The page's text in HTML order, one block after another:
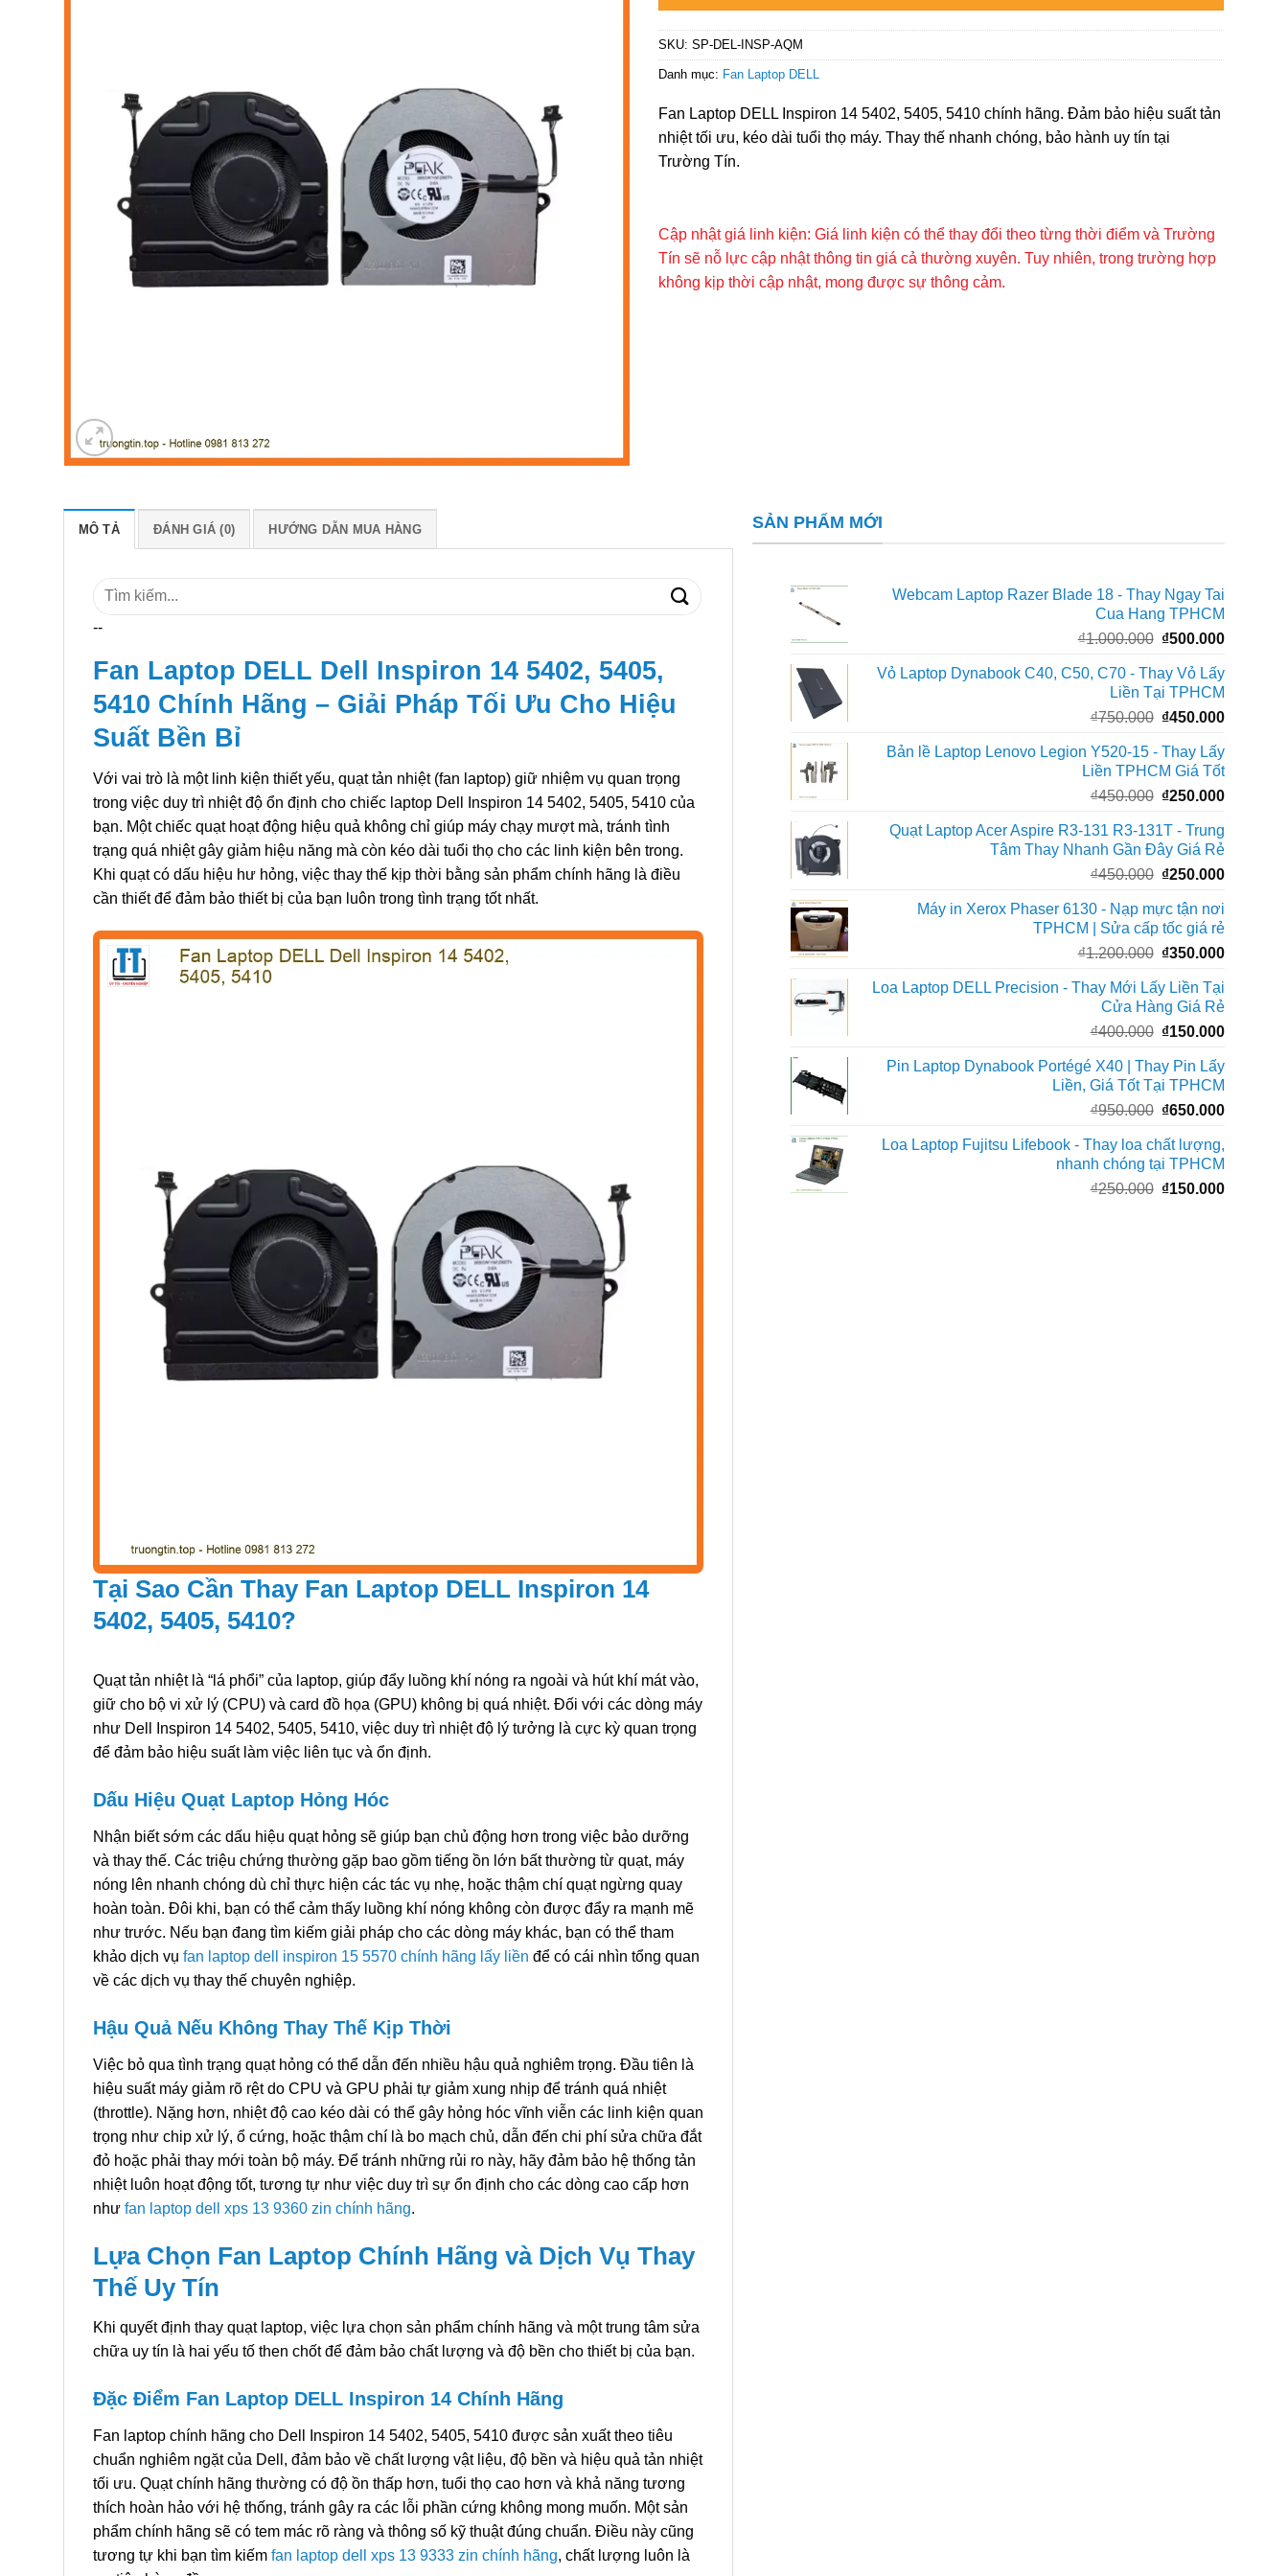
SKU: SP-DEL-INSP-AQM
Danh mục: Fan Laptop DELL
Fan Laptop DELL Inspiron 14 5402, 5405, 5410 chính hãng. Đảm bảo hiệu suất tản
nhiệt tối ưu, kéo dài tuổi thọ máy. Thay thế nhanh chóng, bảo hành uy tín tại
Trường Tín.
Cập nhật giá linh kiện: Giá linh kiện có thể thay đổi theo từng thời điểm và Trường
Tín sẽ nỗ lực cập nhật thông tin giá cả thường xuyên. Tuy nhiên, trong trường hợp
không kịp thời cập nhật, mong được sự thông cảm.
MÔ TẢ ĐÁNH GIÁ (0) HƯỚNG DẪN MUA HÀNG
Tìm
--
Fan Laptop DELL Dell Inspiron 14 5402, 5405,
5410 Chính Hãng – Giải Pháp Tối Ưu Cho Hiệu
Suất Bền Bỉ
Với vai trò là một linh kiện thiết yếu, quạt tản nhiệt (fan laptop) giữ nhiệm vụ quan trọng
trong việc duy trì nhiệt độ ổn định cho chiếc laptop Dell Inspiron 14 5402, 5405, 5410 của
bạn. Một chiếc quạt hoạt động hiệu quả không chỉ giúp máy chạy mượt mà, tránh tình
trạng quá nhiệt gây giảm hiệu năng mà còn kéo dài tuổi thọ cho các linh kiện bên trong.
Khi quạt có dấu hiệu hư hỏng, việc thay thế kịp thời bằng sản phẩm chính hãng là điều
cần thiết để đảm bảo thiết bị của bạn luôn trong tình trạng tốt nhất.
Tại Sao Cần Thay Fan Laptop DELL Inspiron 14
5402, 5405, 5410?
Quạt tản nhiệt là “lá phổi” của laptop, giúp đẩy luồng khí nóng ra ngoài và hút khí mát vào,
giữ cho bộ vi xử lý (CPU) và card đồ họa (GPU) không bị quá nhiệt. Đối với các dòng máy
như Dell Inspiron 14 5402, 5405, 5410, việc duy trì nhiệt độ lý tưởng là cực kỳ quan trọng
để đảm bảo hiệu suất làm việc liên tục và ổn định.
Dấu Hiệu Quạt Laptop Hỏng Hóc
Nhận biết sớm các dấu hiệu quạt hỏng sẽ giúp bạn chủ động hơn trong việc bảo dưỡng
và thay thế. Các triệu chứng thường gặp bao gồm tiếng ồn lớn bất thường từ quạt, máy
nóng lên nhanh chóng dù chỉ thực hiện các tác vụ nhẹ, hoặc thậm chí quạt ngừng quay
hoàn toàn. Đôi khi, bạn có thể cảm thấy luồng khí nóng không còn được đẩy ra mạnh mẽ
như trước. Nếu bạn đang tìm kiếm giải pháp cho các dòng máy khác, bạn có thể tham
khảo dịch vụ fan laptop dell inspiron 15 5570 chính hãng lấy liền để có cái nhìn tổng quan
về các dịch vụ thay thế chuyên nghiệp.
Hậu Quả Nếu Không Thay Thế Kịp Thời
Việc bỏ qua tình trạng quạt hỏng có thể dẫn đến nhiều hậu quả nghiêm trọng. Đầu tiên là
hiệu suất máy giảm rõ rệt do CPU và GPU phải tự giảm xung nhịp để tránh quá nhiệt
(throttle). Nặng hơn, nhiệt độ cao kéo dài có thể gây hỏng hóc vĩnh viễn các linh kiện quan
trọng như chip xử lý, ổ cứng, hoặc thậm chí là bo mạch chủ, dẫn đến chi phí sửa chữa đắt
đỏ hoặc phải thay mới toàn bộ máy. Để tránh những rủi ro này, hãy đảm bảo hệ thống tản
nhiệt luôn hoạt động tốt, tương tự như việc duy trì sự ổn định cho các dòng cao cấp hơn
như fan laptop dell xps 13 9360 zin chính hãng.
Lựa Chọn Fan Laptop Chính Hãng và Dịch Vụ Thay
Thế Uy Tín
Khi quyết định thay quạt laptop, việc lựa chọn sản phẩm chính hãng và một trung tâm sửa
chữa uy tín là hai yếu tố then chốt để đảm bảo chất lượng và độ bền cho thiết bị của bạn.
Đặc Điểm Fan Laptop DELL Inspiron 14 Chính Hãng
Fan laptop chính hãng cho Dell Inspiron 14 5402, 5405, 5410 được sản xuất theo tiêu
chuẩn nghiêm ngặt của Dell, đảm bảo về chất lượng vật liệu, độ bền và hiệu quả tản nhiệt
tối ưu. Quạt chính hãng thường có độ ồn thấp hơn, tuổi thọ cao hơn và khả năng tương
thích hoàn hảo với hệ thống, tránh gây ra các lỗi phần cứng không mong muốn. Một sản
phẩm chính hãng sẽ có tem mác rõ ràng và thông số kỹ thuật đúng chuẩn. Điều này cũng
tương tự khi bạn tìm kiếm fan laptop dell xps 13 9333 zin chính hãng, chất lượng luôn là
SẢN PHẨM MỚI
Webcam Laptop Razer Blade 18 - Thay Ngay Tai
Cua Hang TPHCM
₫1.000.000 Giá
là:
₫1.000.000.
₫500.000Giá
Vỏ Laptop Dynabook C40, C50, C70 - Thay Vỏ Lấy
Liền Tại TPHCM
₫750.000 Giá
là:
₫750.000.
₫450.000Giá
là:
Bản lề Laptop Lenovo Legion Y520-15 - Thay Lấy
Liền TPHCM Giá Tốt
₫450.000 Giá
là:
₫450.000.
₫250.000Giá
là:
Quạt Laptop Acer Aspire R3-131 R3-131T - Trung
Tâm Thay Nhanh Gần Đây Giá Rẻ
₫450.000 Giá
là:
₫450.000.
₫250.000Giá
là:
Máy in Xerox Phaser 6130 - Nạp mực tận nơi
TPHCM | Sửa cấp tốc giá rẻ
₫1.200.000 Giá
là:
₫1.200.000.
₫350.000Giá
là:
Loa Laptop DELL Precision - Thay Mới Lấy Liền Tại
Cửa Hàng Giá Rẻ
₫400.000 Giá
là:
₫400.000.
₫150.000Giá
Pin Laptop Dynabook Portégé X40 | Thay Pin Lấy
Liền, Giá Tốt Tại TPHCM
₫950.000 Giá
là:
₫950.000.
₫650.000Giá
Loa Laptop Fujitsu Lifebook - Thay loa chất lượng,
nhanh chóng tại TPHCM
₫250.000 Giá
₫150.000Giá